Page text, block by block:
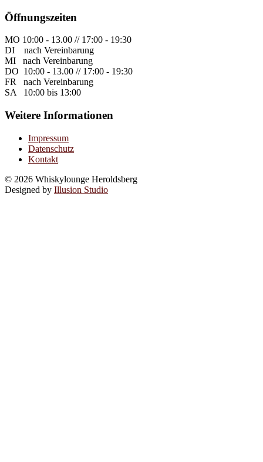
Öffnungszeiten
MO 10:00 - 13.00 // 17:00 - 19:30
DI
nach Vereinbarung
MI
nach Vereinbarung
DO 10:00 - 13.00 // 17:00 - 19:30
FR
nach Vereinbarung
SA
10:00 bis 13:00
Weitere Informationen
Impressum
Datenschutz
Kontakt
© 2026 Whiskylounge Heroldsberg
Designed by Illusion Studio